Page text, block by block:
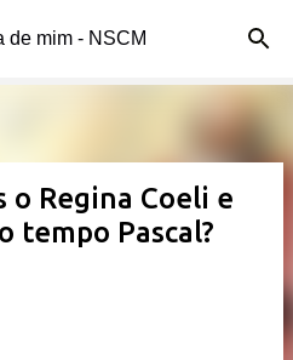
principal
de mim - NSCM
o Regina Coeli e
tempo Pascal?